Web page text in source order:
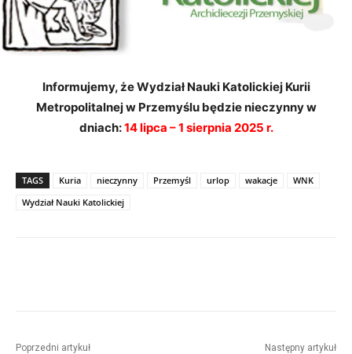
Informujemy, że Wydział Nauki Katolickiej Kurii
Metropolitalnej w Przemyślu będzie nieczynny w
dniach:14 lipca – 1 sierpnia 2025 r.
TAGS Kuria nieczynny Przemyśl urlop wakacje
WNK
Wydział Nauki Katolickiej
Poprzedni artykuł Następny artykuł